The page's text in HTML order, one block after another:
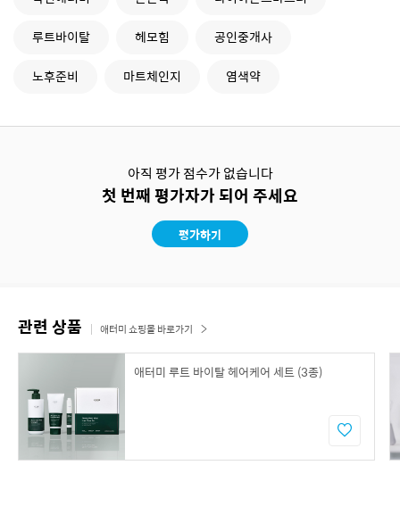
루트바이탈
헤모힘
공인중개사
노후준비
마트체인지 염색약
아직 평가 점수가 없습니다
첫 번째 평가자가 되어 주세요
평가하기
관련 상품 애터미 쇼핑몰 바로가기
애터미 루트 바이탈 헤어케어 세트 (3종)